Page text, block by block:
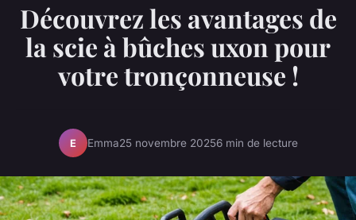
Découvrez les avantages de
la scie à bûches uxon pour
votre tronçonneuse !
E Emma25 novembre 20256 min de lecture